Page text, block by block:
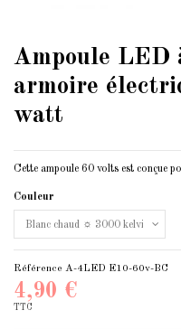
Ampoule LED
armoire
watt
Cette ampoule 60 volts est conçue
Couleur
Référence A-4LED E10-60v-BC
4,90 €
TTC